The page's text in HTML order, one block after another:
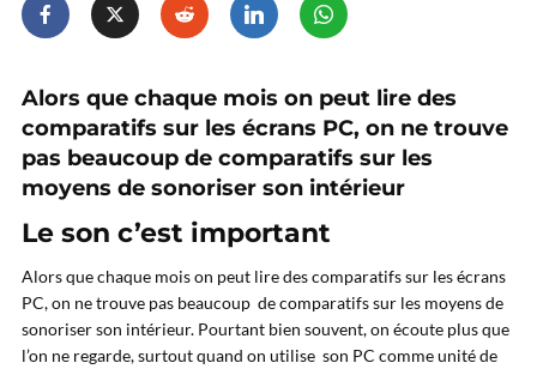
Alors que chaque mois on peut lire des
comparatifs sur les écrans PC, on ne trouve
pas beaucoup de comparatifs sur les
moyens de sonoriser son intérieur
Le son c’est important
Alors que chaque mois on peut lire des comparatifs sur les écrans
PC, on ne trouve pas beaucoup de comparatifs sur les moyens de
sonoriser son intérieur. Pourtant bien souvent, on écoute plus que
l’on ne regarde, surtout quand on utilise son PC comme unité de